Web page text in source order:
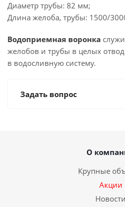
Диаметр трубы: 82 мм;
Длина желоба, трубы: 1500/
Водоприемная воронка
желобов и трубы в целых
в водосливную систему.
Задать вопрос
О
Крупные
Акции
Новости